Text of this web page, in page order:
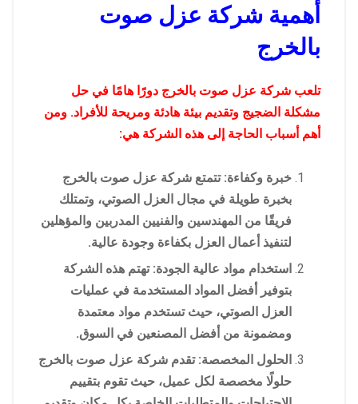
أهمية شركة عزل صوت
بالخرج
تلعب شركة عزل صوت بالخرج دورًا هامًا في حل
مشكلة الضجيج وتقديم بيئة هادئة ومريحة للأفراد. ومن
أهم أسباب الحاجة إلى هذه الشركة هي:
خبرة وكفاءة: تتمتع شركة عزل صوت بالخرج
بخبرة طويلة في مجال العزل الصوتي، وتمتلك
فريقًا من المهندسين والفنيين المدربين والمؤهلين
لتنفيذ أعمال العزل بكفاءة وجودة عالية.
استخدام مواد عالية الجودة: تهتم هذه الشركة
بتوفير أفضل المواد المستخدمة في عمليات
العزل الصوتي، حيث تستخدم مواد معتمدة
ومضمونة من أفضل المصنعين في السوق.
الحلول المخصصة: تقدم شركة عزل صوت بالخرج
حلولًا مخصصة لكل عميل، حيث تقوم بتقييم